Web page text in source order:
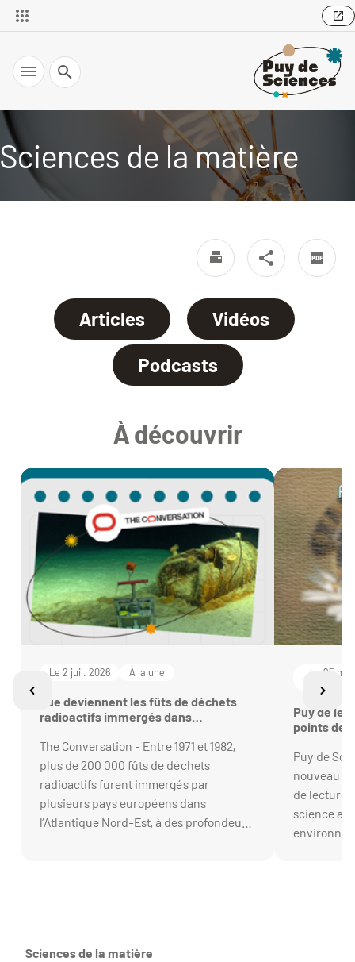
Recherche
Sciences de la matière
Articles
Vidéos
Podcasts
À découvrir
Le 2 juil. 2026 À la une
Que deviennent les fûts de déchets
radioactifs immergés dans
1980 ? Les débuts de réponse d’une
expédition scientifique
The Conversation - Entre 1971 et 1982,
plus de 200 000 fûts de déchets
radioactifs furent immergés par
plusieurs pays européens dans
l’Atlantique Nord-Est, à des profondeurs
Le 25 mai
2026
Puy de
points de
Puy de
nouveau
de lecture.
science
Sciences de la matière